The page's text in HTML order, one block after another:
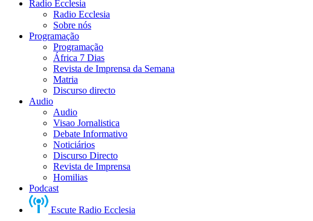
Radio Ecclesia
Radio Ecclesia
Sobre nós
Programação
Programação
África 7 Dias
Revista de Imprensa da Semana
Matria
Discurso directo
Audio
Audio
Visao Jornalistica
Debate Informativo
Noticiários
Discurso Directo
Revista de Imprensa
Homilias
Podcast
Escute Radio Ecclesia